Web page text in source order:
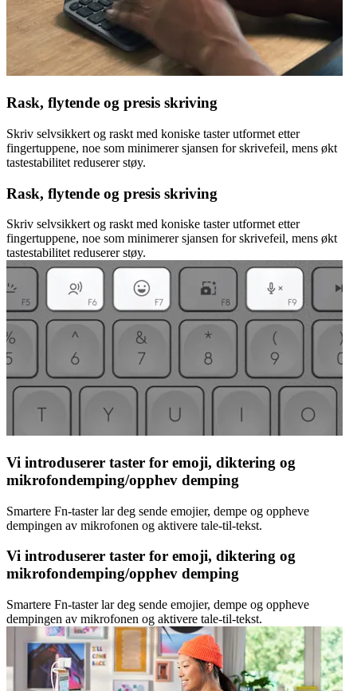
Rask, flytende og presis skriving
Skriv selvsikkert og raskt med koniske taster utformet etter
fingertuppene, noe som minimerer sjansen for skrivefeil, mens økt
tastestabilitet reduserer støy.
Rask, flytende og presis skriving
Skriv selvsikkert og raskt med koniske taster utformet etter
fingertuppene, noe som minimerer sjansen for skrivefeil, mens økt
tastestabilitet reduserer støy.
Vi introduserer taster for emoji, diktering og
mikrofondemping/opphev demping
Smartere Fn-taster lar deg sende emojier, dempe og oppheve
dempingen av mikrofonen og aktivere tale-til-tekst.
Vi introduserer taster for emoji, diktering og
mikrofondemping/opphev demping
Smartere Fn-taster lar deg sende emojier, dempe og oppheve
dempingen av mikrofonen og aktivere tale-til-tekst.